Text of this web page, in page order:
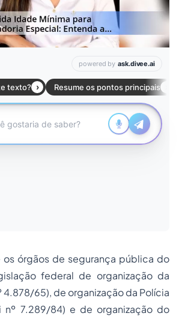
os órgãos de segurança pública do
federal de organização da
4.878/65), de organização da Polícia
nº 7.289/84) e de organização do